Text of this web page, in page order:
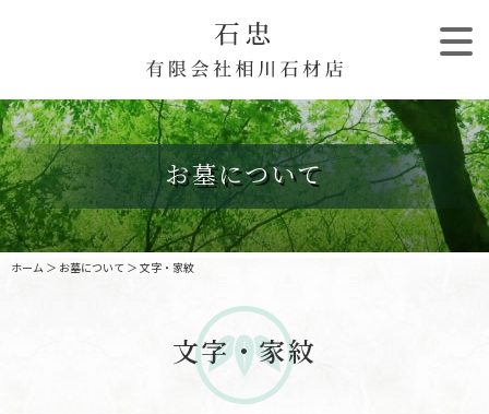
お墓について
ホーム ＞ お墓について ＞ 文字・家紋
文字・家紋